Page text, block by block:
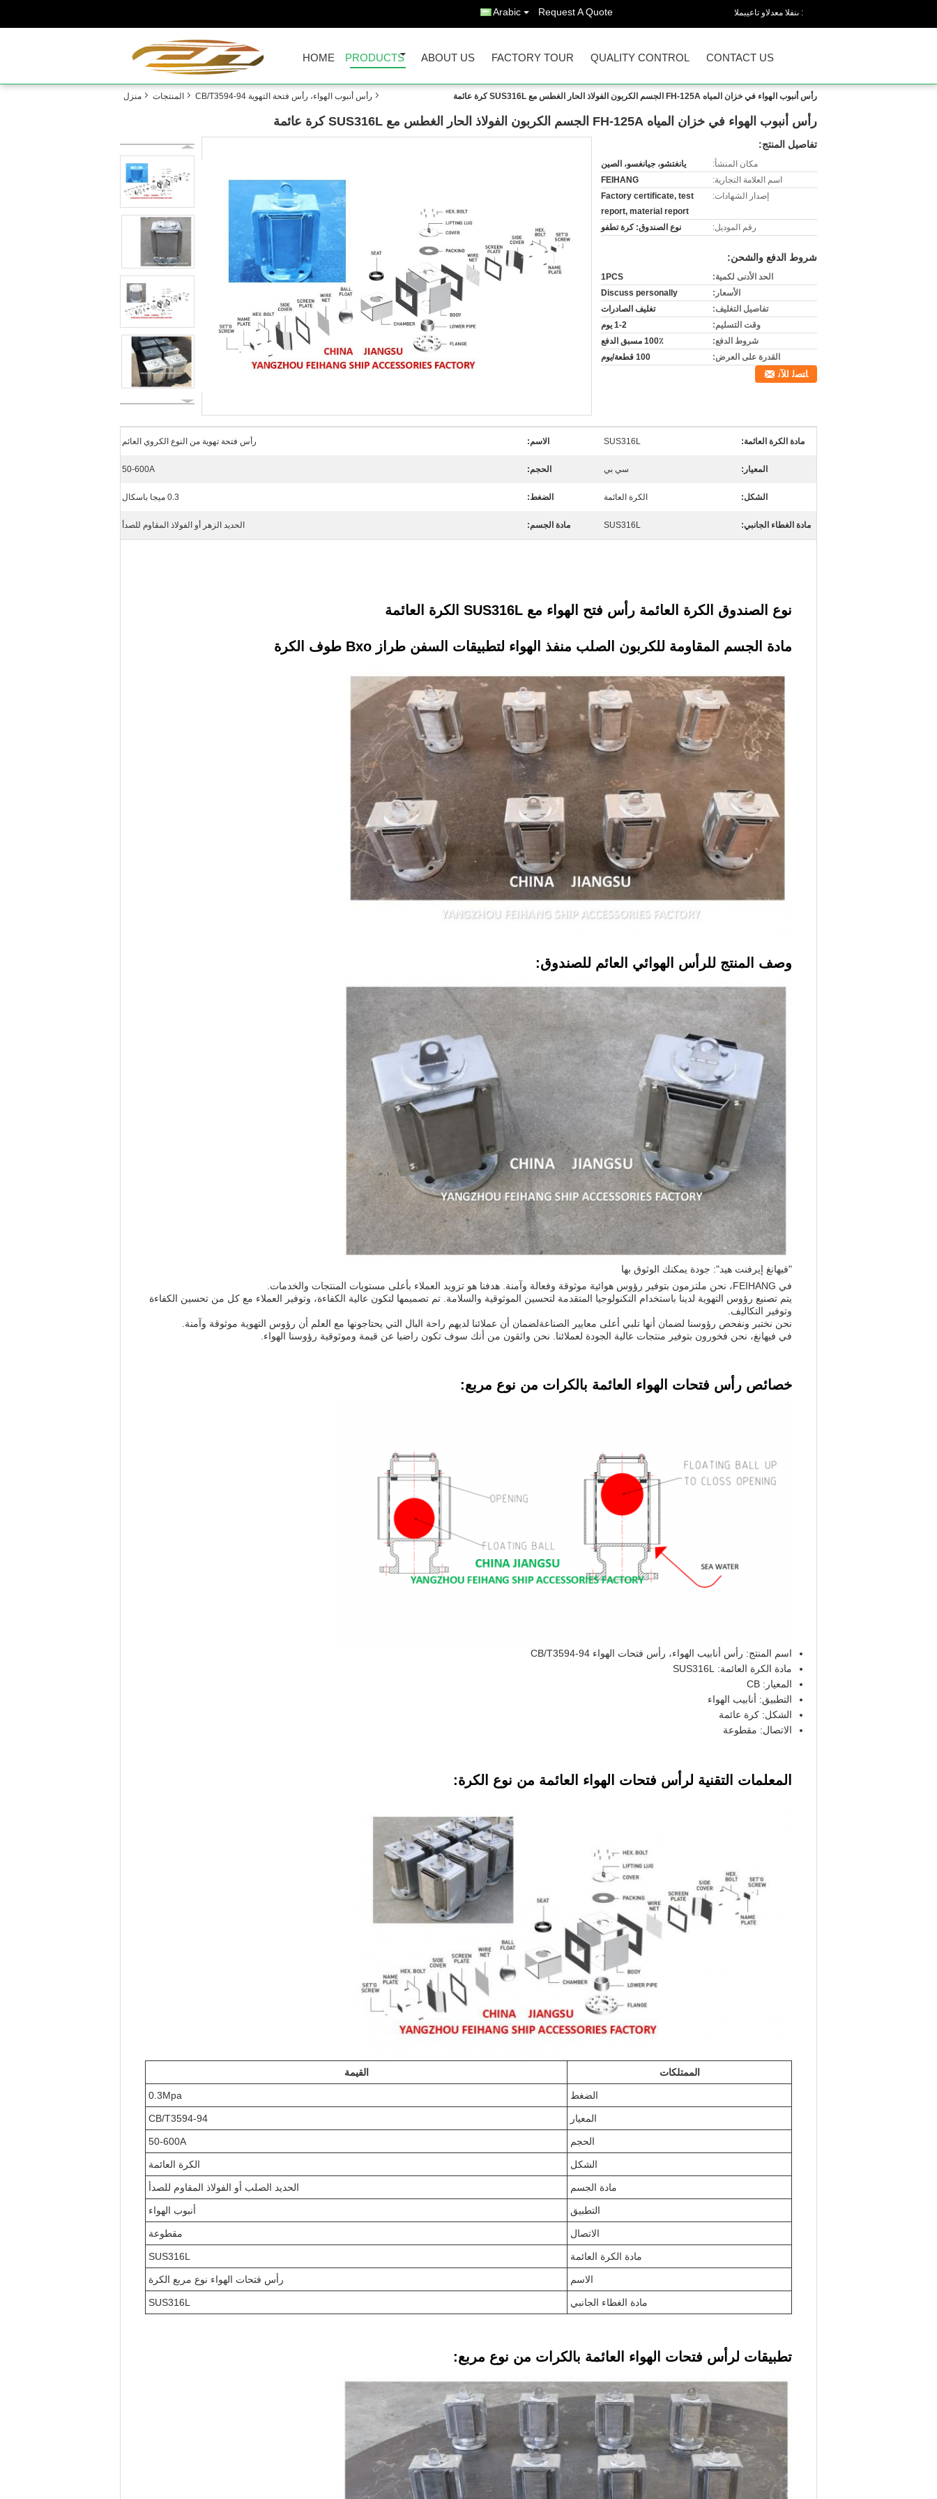
المبيعات والدعم الفنى : Request A Quote
Arabic
HOME PRODUCTS ABOUT US FACTORY TOUR QUALITY CONTROL CONTACT US
منزل المنتجات رأس أنبوب الهواء، رأس فتحة التهوية CB/T3594-94 رأس أنبوب الهواء في خزان المياه FH-125A الجسم الكربون الفولاذ الحار الغطس مع SUS316L كرة عائمة
رأس أنبوب الهواء في خزان المياه FH-125A الجسم الكربون الفولاذ الحار الغطس مع SUS316L كرة عائمة
تفاصيل المنتج:
مكان المنشأ:
يانغتشو، جيانغسو، الصين
اسم العلامة التجارية:
FEIHANG
إصدار الشهادات:
Factory certificate, test
report, material report
رقم الموديل:
نوع الصندوق: كرة تطفو
شروط الدفع والشحن:
الحد الأدنى لكمية:
1PCS
الأسعار:
Discuss personally
تفاصيل التغليف:
تغليف الصادرات
وقت التسليم:
1-2 يوم
شروط الدفع:
100٪ مسبق الدفع
القدرة على العرض:
100 قطعة/يوم
ﺎﺘﺼﻟ ﺍﻶﻧ
مادة الكرة العائمة: SUS316L الاسم: رأس فتحة تهوية من النوع الكروي العائم
المعيار: سي بي الحجم: 50-600A
الشكل: الكرة العائمة الضغط: 0.3 ميجا باسكال
مادة الغطاء الجانبي: SUS316L مادة الجسم: الحديد الزهر أو الفولاذ المقاوم للصدأ
نوع الصندوق الكرة العائمة رأس فتح الهواء مع SUS316L الكرة العائمة
مادة الجسم المقاومة للكربون الصلب منفذ الهواء لتطبيقات السفن طراز Bxo طوف الكرة
وصف المنتج للرأس الهوائي العائم للصندوق:
"فيهانغ إيرفنت هيد": جودة يمكنك الوثوق بها
في FEIHANG، نحن ملتزمون بتوفير رؤوس هوائية موثوقة وفعالة وآمنة. هدفنا هو تزويد العملاء بأعلى مستويات المنتجات والخدمات.
يتم تصنيع رؤوس التهوية لدينا باستخدام التكنولوجيا المتقدمة لتحسين الموثوقية والسلامة. تم تصميمها لتكون عالية الكفاءة، وتوفير العملاء مع كل من تحسين الكفاءة
وتوفير التكاليف.
نحن نختبر ونفحص رؤوسنا لضمان أنها تلبي أعلى معايير الصناعةلضمان أن عملائنا لديهم راحة البال التي يحتاجونها مع العلم أن رؤوس التهوية موثوقة وآمنة.
في فيهانغ، نحن فخورون بتوفير منتجات عالية الجودة لعملائنا. نحن واثقون من أنك سوف تكون راضيا عن قيمة وموثوقية رؤوسنا الهواء.
خصائص رأس فتحات الهواء العائمة بالكرات من نوع مربع:
اسم المنتج: رأس أنابيب الهواء، رأس فتحات الهواء CB/T3594-94
مادة الكرة العائمة: SUS316L
المعيار: CB
التطبيق: أنابيب الهواء
الشكل: كرة عائمة
الاتصال: مقطوعة
المعلمات التقنية لرأس فتحات الهواء العائمة من نوع الكرة:
الممتلكات القيمة
الضغط 0.3Mpa
المعيار CB/T3594-94
الحجم 50-600A
الشكل الكرة العائمة
مادة الجسم الحديد الصلب أو الفولاذ المقاوم للصدأ
التطبيق أنبوب الهواء
الاتصال مقطوعة
مادة الكرة العائمة SUS316L
الاسم رأس فتحات الهواء نوع مربع الكرة
مادة الغطاء الجانبي SUS316L
تطبيقات لرأس فتحات الهواء العائمة بالكرات من نوع مربع: